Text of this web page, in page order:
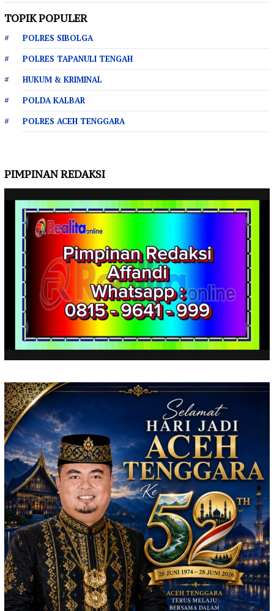
TOPIK POPULER
POLRES SIBOLGA
POLRES TAPANULI TENGAH
HUKUM & KRIMINAL
POLDA KALBAR
POLRES ACEH TENGGARA
PIMPINAN REDAKSI